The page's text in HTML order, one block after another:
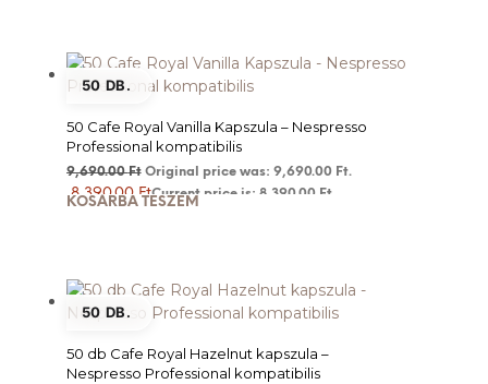
50 DB.
50 Cafe Royal Vanilla Kapszula – Nespresso
Professional kompatibilis
9,690.00Ft Original price was: 9,690.00 Ft.
8,390.00 FtCurrent price is: 8,390.00 Ft.
KOSÁRBA TESZEM
50 DB.
50 db Cafe Royal Hazelnut kapszula –
Nespresso Professional kompatibilis